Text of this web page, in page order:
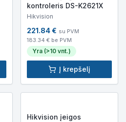
kontroleris DS-K2621X
Hikvision
221.84€ su PVM
183.34 € be PVM
Yra (>10 vnt.)
Į krepšelį
Hikvision įeigos